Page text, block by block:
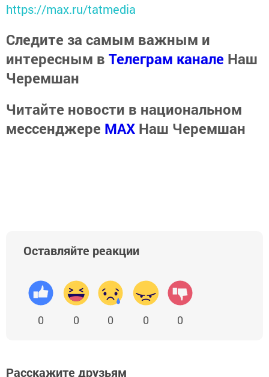
https://max.ru/tatmedia
Следите за самым важным и
интересным в Телеграм канале Наш
Черемшан
Читайте новости в национальном
мессенджере MАХ Наш Черемшан
Оставляйте реакции
0 0 0 0 0
Расскажите друзьям